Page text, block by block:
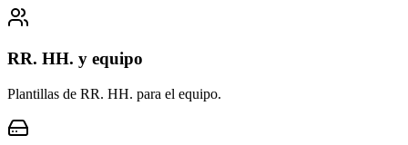
RR. HH. y equipo
Plantillas de RR. HH. para el equipo.